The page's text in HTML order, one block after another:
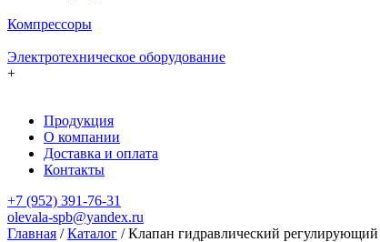
Компрессоры
Электротехническое оборудование
+
Продукция
О компании
Доставка и оплата
Контакты
+7 (952) 391-76-31
olevala-spb@yandex.ru
Главная /Каталог /Клапан гидравлический